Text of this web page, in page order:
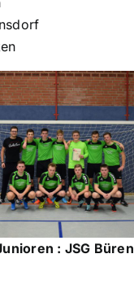
: JSG Büren